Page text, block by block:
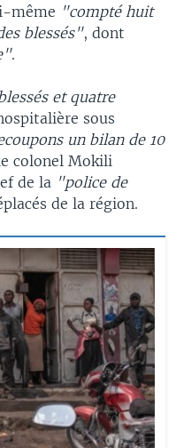
même "compté huit
blessés", dont
.
et quatre
sous
un bilan de 10
colonel Mokili
de la "police de
de la région.